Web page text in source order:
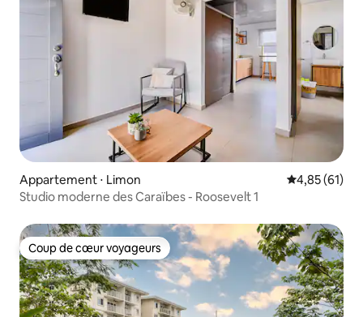
Appartement ⋅ Limon Évaluation
4,85 (61)
Studio moderne des Caraïbes - Roosevelt 1
Coup de cœur voyageurs
Coup de cœur voyageurs